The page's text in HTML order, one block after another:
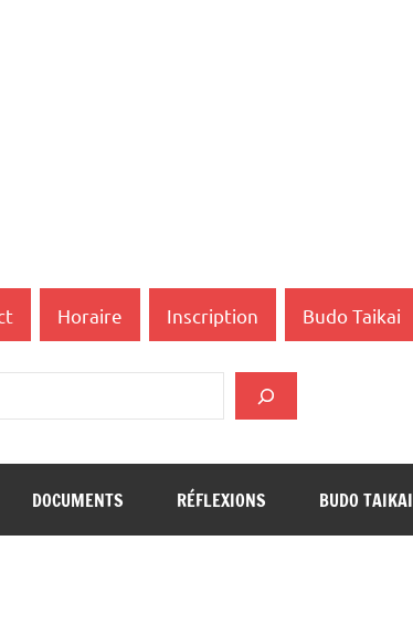
Horaire Inscription Budo Taikai
DOCUMENTS RÉFLEXIONS BUDO TAIKAI